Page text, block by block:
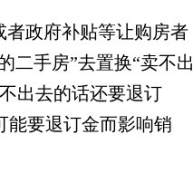
政府补贴等让购房者
二手房”去置换“卖不出
出去的话还要退订
能要退订金而影响销